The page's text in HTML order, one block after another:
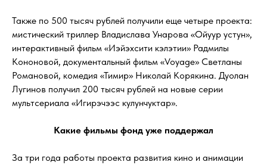
Также по 500 тысяч рублей получили еще четыре проекта:
мистический триллер Владислава Унарова «Ойуур устун»,
интерактивный фильм «Иэйэхсити кэлэтии» Радмилы
Кононовой, документальный фильм «Voyage» Светланы
Романовой, комедия «Тимир» Николай Корякина. Дуолан
Лугинов получил 200 тысяч рублей на новые серии
мультсериала «Игирэчээс кулунчуктар».
Какие фильмы фонд уже поддержал
За три года работы проекта развития кино и анимации